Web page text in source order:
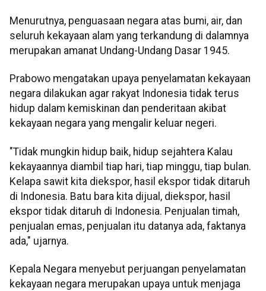
Menurutnya, penguasaan negara atas bumi, air, dan
seluruh kekayaan alam yang terkandung di dalamnya
merupakan amanat Undang-Undang Dasar 1945.
Prabowo mengatakan upaya penyelamatan kekayaan
negara dilakukan agar rakyat Indonesia tidak terus
hidup dalam kemiskinan dan penderitaan akibat
kekayaan negara yang mengalir keluar negeri.
"Tidak mungkin hidup baik, hidup sejahtera Kalau
kekayaannya diambil tiap hari, tiap minggu, tiap bulan.
Kelapa sawit kita diekspor, hasil ekspor tidak ditaruh
di Indonesia. Batu bara kita dijual, diekspor, hasil
ekspor tidak ditaruh di Indonesia. Penjualan timah,
penjualan emas, penjualan itu datanya ada, faktanya
ada," ujarnya.
Kepala Negara menyebut perjuangan penyelamatan
kekayaan negara merupakan upaya untuk menjaga